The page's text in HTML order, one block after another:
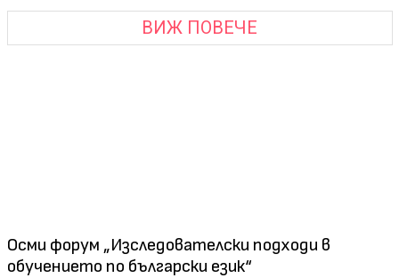
ВИЖ ПОВЕЧЕ
Осми форум „Изследователски подходи в
обучението по български език“